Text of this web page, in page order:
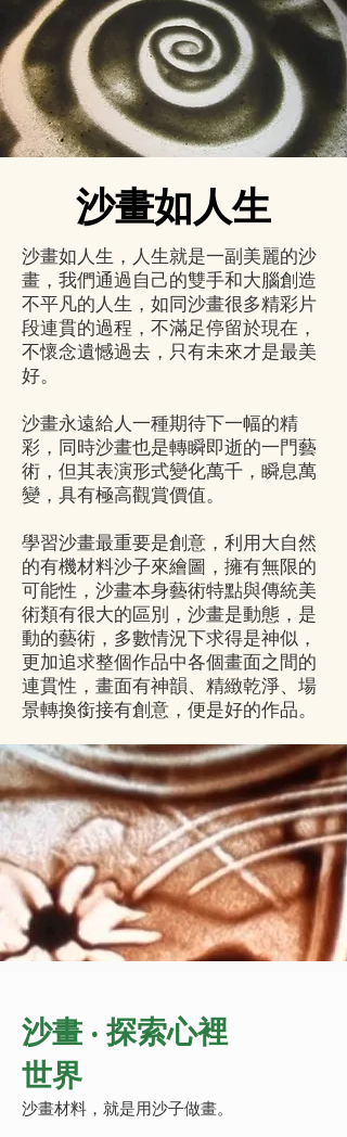
沙畫如人生
沙畫如人生，人生就是一副美麗的沙
畫，我們通過自己的雙手和大腦創造
不平凡的人生，如同沙畫很多精彩片
段連貫的過程，不滿足停留於現在，
不懷念遺憾過去，只有未來才是最美
好。
沙畫永遠給人一種期待下一幅的精
彩，同時沙畫也是轉瞬即逝的一門藝
術，但其表演形式變化萬千，瞬息萬
變，具有極高觀賞價值。
學習沙畫最重要是創意，利用大自然
的有機材料沙子來繪圖，擁有無限的
可能性，沙畫本身藝術特點與傳統美
術類有很大的區別，沙畫是動態，是
動的藝術，多數情況下求得是神似，
更加追求整個作品中各個畫面之間的
連貫性，畫面有神韻、精緻乾淨、場
景轉換銜接有創意，便是好的作品。
沙畫 ‧ 探索心裡
世界
沙畫材料 ，就是用沙子做畫。